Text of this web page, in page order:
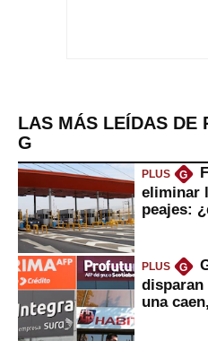
LAS MÁS LEÍDAS DE
G
PLUS G
eliminar
peajes:
PLUS G
disparan
una